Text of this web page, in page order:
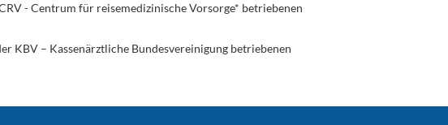
- Centrum für reisemedizinische Vorsorge* betriebenen
KBV – Kassenärztliche Bundesvereinigung betriebenen